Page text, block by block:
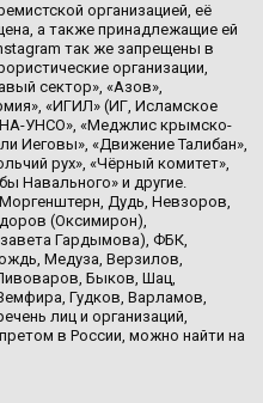
организацией, её
а также принадлежащие ей
так же запрещены в
организации,
сектор», «Азов»,
«ИГИЛ» (ИГ, Исламское
УНСО», «Меджлис крымско-
Иеговы», «Движение Талибан»,
рух», «Чёрный комитет»,
Навального» и другие.
Дудь, Невзоров,
(Оксимирон),
Гардымова), ФБК,
Медуза, Верзилов,
Быков, Шац,
Гудков, Варламов,
лиц и организаций,
в России, можно найти на